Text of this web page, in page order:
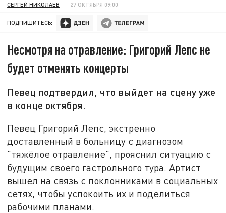
СЕРГЕЙ НИКОЛАЕВ 27 ОКТЯБРЯ 09:00
ПОДПИШИТЕСЬ:
Несмотря на отравление: Григорий Лепс не
будет отменять концерты
Певец подтвердил, что выйдет на сцену уже
в конце октября.
Певец Григорий Лепс, экстренно
доставленный в больницу с диагнозом
"тяжёлое отравление", прояснил ситуацию с
будущим своего гастрольного тура. Артист
вышел на связь с поклонниками в социальных
сетях, чтобы успокоить их и поделиться
рабочими планами.